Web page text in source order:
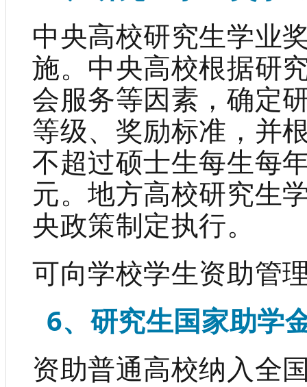
中央高校研究生学业
施。中央高校根据研
会服务等因素，确定
等级、奖励标准，并
不超过硕士生每生每
元。地方高校研究生
央政策制定执行。
可向学校学生资助管
6、研究生国家助学
资助普通高校纳入全